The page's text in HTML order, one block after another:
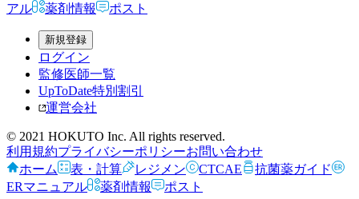
アル
薬剤情報 ポスト
新規登録
ログイン
監修医師一覧
UpToDate特別割引
運営会社
© 2021 HOKUTO Inc. All rights reserved.
利用規約プライバシーポリシーお問い合わせ
ホーム
表・計算 レジメン CTCAE
抗菌薬ガイド
ERマニュアル
薬剤情報 ポスト